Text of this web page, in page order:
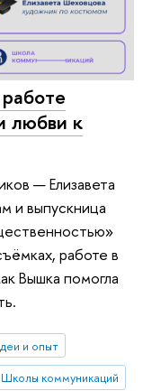
любви к
— Елизавета
и выпускница
работе в
Вышка помогла
и опыт
Школы коммуникаций